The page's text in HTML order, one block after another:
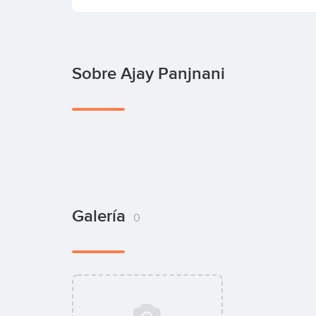
Sobre Ajay Panjnani
Galería 0